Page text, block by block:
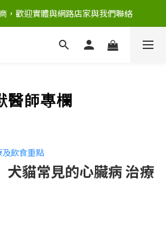
，歡迎實體與網路店家與我們聯絡
醫師專欄
犬貓常見的心臟病 治療